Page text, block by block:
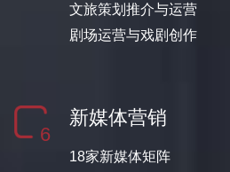
文旅策划推介与运营
剧场运营与戏剧创作
6
新媒体营销
18家新媒体矩阵